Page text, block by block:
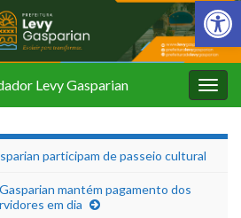
Barra de
Levy Gasparian
participam de passeio cultural
mantém pagamento dos
em dia